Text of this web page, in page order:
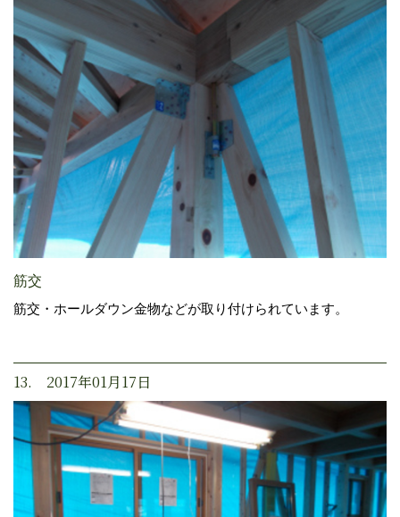
筋交
筋交・ホールダウン金物などが取り付けられています。
13. 2017年01月17日